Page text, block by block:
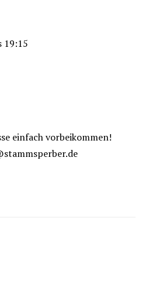
19:15
einfach vorbeikommen!